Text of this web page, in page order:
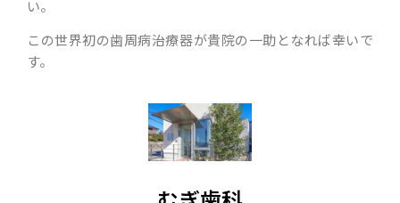
い。
この世界初の歯周病治療器が貴院の一助となれば幸いで
す。